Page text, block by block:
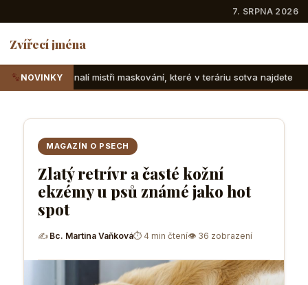
7. SRPNA 2026
Zvířecí jména
NOVINKY
maskování, které v teráriu sotva najdete
MAGAZÍN O PSECH
Zlatý retrívr a časté kožní
ekzémy u psů známé jako hot
spot
✍ Bc. Martina Vaňková⏱ 4 min čtení👁 36 zobrazení